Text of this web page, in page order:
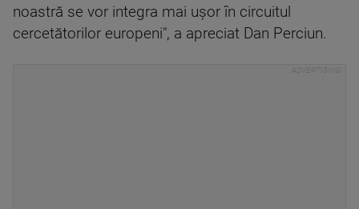
noastră se vor integra mai uşor în circuitul
cercetătorilor europeni", a apreciat Dan Perciun.